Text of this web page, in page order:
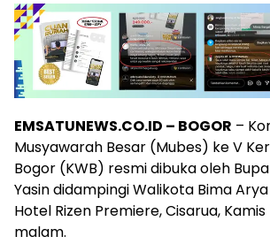
EMSATUNEWS.CO.ID – BOGOR –
Musyawarah Besar (Mubes) ke V
Bogor (KWB) resmi dibuka oleh
Yasin didampingi Walikota Bima
Hotel Rizen Premiere, Cisarua,
malam.